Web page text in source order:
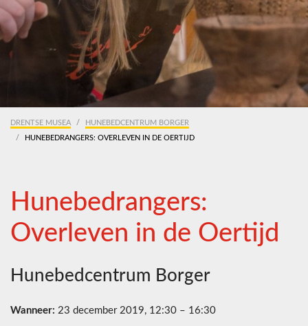
DRENTSE MUSEA
HUNEBEDCENTRUM BORGER
HUNEBEDRANGERS: OVERLEVEN IN DE OERTIJD
Hunebedrangers:
Overleven in de Oertijd
Hunebedcentrum Borger
Wanneer: 23 december 2019, 12:30 – 16:30